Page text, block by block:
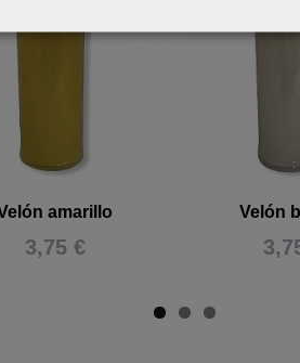
amarillo
3,75 €
Velón